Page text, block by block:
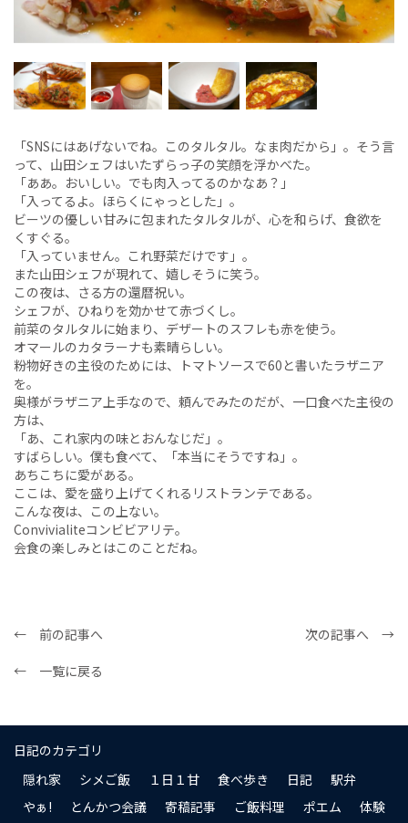
「SNSにはあげないでね。このタルタル。なま肉だから」。そう言
って、山田シェフはいたずらっ子の笑顔を浮かべた。
「ああ。おいしい。でも肉入ってるのかなあ？」
「入ってるよ。ほらくにゃっとした」。
ビーツの優しい甘みに包まれたタルタルが、心を和らげ、食欲を
くすぐる。
「入っていません。これ野菜だけです」。
また山田シェフが現れて、嬉しそうに笑う。
この夜は、さる方の還暦祝い。
シェフが、ひねりを効かせて赤づくし。
前菜のタルタルに始まり、デザートのスフレも赤を使う。
オマールのカタラーナも素晴らしい。
粉物好きの主役のためには、トマトソースで60と書いたラザニア
を。
奥様がラザニア上手なので、頼んでみたのだが、一口食べた主役の
方は、
「あ、これ家内の味とおんなじだ」。
すばらしい。僕も食べて、「本当にそうですね」。
あちこちに愛がある。
ここは、愛を盛り上げてくれるリストランテである。
こんな夜は、この上ない。
Convivialiteコンビビアリテ。
会食の楽しみとはこのことだね。
← 前の記事へ
次の記事へ →
← 一覧に戻る
日記のカテゴリ
隠れ家
シメご飯 １日１甘 食べ歩き 日記
駅弁
やぁ!
とんかつ会議 寄稿記事 ご飯料理 ポエム 体験